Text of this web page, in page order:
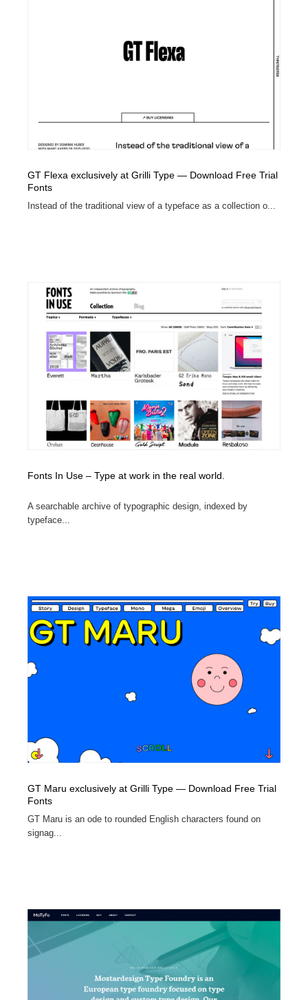
GT Flexa exclusively at Grilli Type — Download Free Trial
Fonts
Instead of the traditional view of a typeface as a collection o...
Fonts In Use – Type at work in the real world.
A searchable archive of typographic design, indexed by
typeface...
GT Maru exclusively at Grilli Type — Download Free Trial
Fonts
GT Maru is an ode to rounded English characters found on
signag...